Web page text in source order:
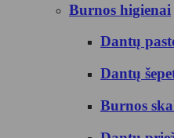
Burnos higienai
Dantų
Dantų
Burnos